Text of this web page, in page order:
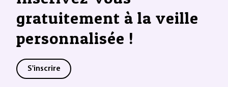
gratuitement à la veille
personnalisée !
S'inscrire